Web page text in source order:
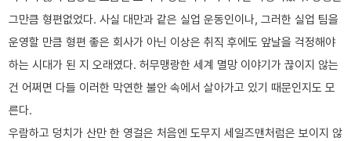
그만큼 형편없었다. 사실 대만과 같은 실업 운동인이나, 그러한 실업 팀을
운영할 만큼 형편 좋은 회사가 아닌 이상은 취직 후에도 앞날을 걱정해야
하는 시대가 된 지 오래였다. 허무맹랑한 세계 멸망 이야기가 끊이지 않는
건 어쩌면 다들 이러한 막연한 불안 속에서 살아가고 있기 때문인지도 모
른다.
우람하고 덩치가 산만 한 영걸은 처음엔 도무지 세일즈맨처럼은 보이지 않